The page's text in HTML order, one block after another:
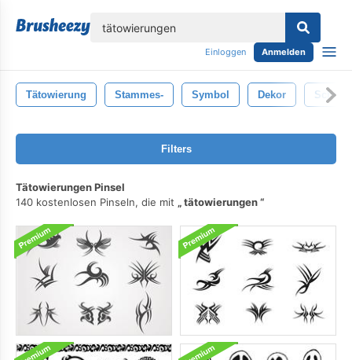
Einloggen Anmelden
Tätowierung Stammes- Symbol Dekor
Filters
Tätowierungen Pinsel
140 kostenlosen Pinseln, die mit
tätowierungen